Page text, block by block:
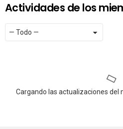
Actividades de los
RSS
Mostrar:
Cargando las actualizaciones del